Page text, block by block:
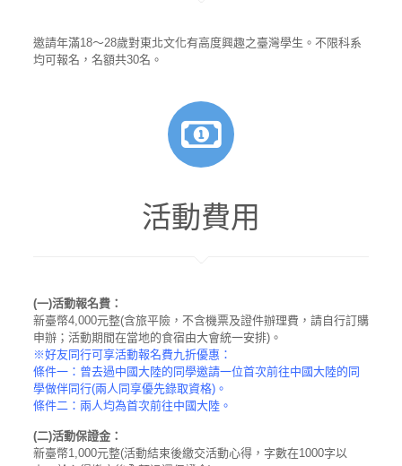
邀請年滿18～28歲對東北文化有高度興趣之臺灣學生。不限科系
均可報名，名額共30名。
活動費用
(一)活動報名費：
新臺幣4,000元整(含旅平險，不含機票及證件辦理費，請自行訂購
申辦；活動期間在當地的食宿由大會統一安排)。
※好友同行可享活動報名費九折優惠：
條件一：曾去過中國大陸的同學邀請一位首次前往中國大陸的同
學做伴同行(兩人同享優先錄取資格)。
條件二：兩人均為首次前往中國大陸。
(二)活動保證金：
新臺幣1,000元整(活動結束後繳交活動心得，字數在1000字以